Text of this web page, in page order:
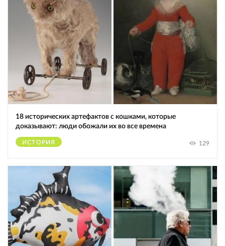
18 исторических артефактов с кошками, которые
доказывают: люди обожали их во все времена
ИСТОРИЯ 129